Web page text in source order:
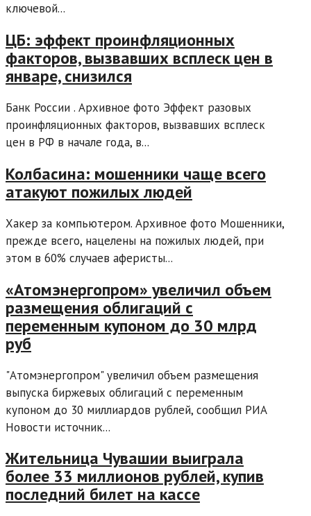
ключевой...
ЦБ: эффект проинфляционных
факторов, вызвавших всплеск цен в
январе, снизился
Банк России . Архивное фото Эффект разовых
проинфляционных факторов, вызвавших всплеск
цен в РФ в начале года, в...
Колбасина: мошенники чаще всего
атакуют пожилых людей
Хакер за компьютером. Архивное фото Мошенники,
прежде всего, нацелены на пожилых людей, при
этом в 60% случаев аферисты...
«Атомэнергопром» увеличил объем
размещения облигаций с
переменным купоном до 30 млрд
руб
"Атомэнергопром" увеличил объем размещения
выпуска биржевых облигаций с переменным
купоном до 30 миллиардов рублей, сообщил РИА
Новости источник...
Жительница Чувашии выиграла
более 33 миллионов рублей, купив
последний билет на кассе